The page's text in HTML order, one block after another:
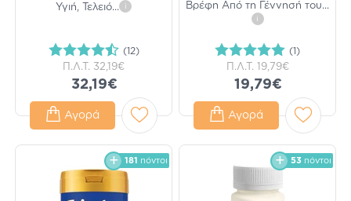
Υγιή, Τελειό... i
(12)
Π.Λ.Τ. 32,19€
32,19€
Αγορά
Βρέφη Από τη Γέννησή του...
i
(1)
Π.Λ.Τ. 19,79€
19,79€
Αγορά
181 πόντοι 53 πόντοι